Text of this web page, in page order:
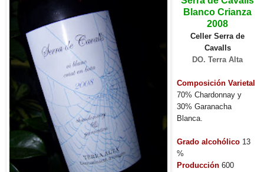
Blanco Crianza
2008
Celler Serra de
Cavalls
DO. Terra Alta
Composición Varietal
70% Chardonnay y
30% Garanacha
Blanca.
Grado alcohólico 13
%
Producción 600